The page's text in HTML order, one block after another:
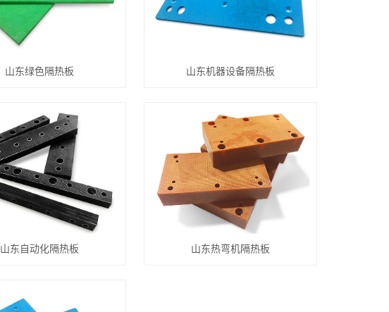
山东绿色隔热板 山东机器设备隔热板
山东自动化隔热板 山东热弯机隔热板